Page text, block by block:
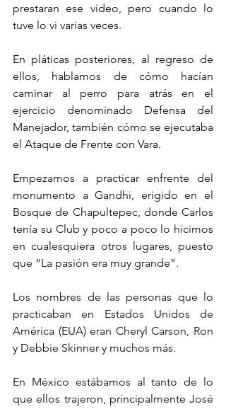
prestaran ese video, pero cuando lo
tuve lo vi varias veces.
En pláticas posteriores, al regreso de
ellos, hablamos de cómo hacían
caminar al perro para atrás en el
ejercicio denominado Defensa del
Manejador, también cómo se ejecutaba
el Ataque de Frente con Vara.
Empezamos a practicar enfrente del
monumento a Gandhi, erigido en el
Bosque de Chapultepec, donde Carlos
tenía su Club y poco a poco lo hicimos
en cualesquiera otros lugares, puesto
que “La pasión era muy grande”.
Los nombres de las personas que lo
practicaban en Estados Unidos de
América (EUA) eran Cheryl Carson, Ron
y Debbie Skinner y muchos más.
En México estábamos al tanto de lo
que ellos trajeron, principalmente José